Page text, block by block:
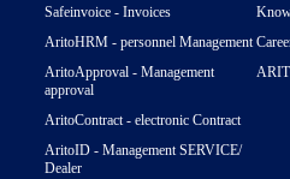
Safeinvoice - Invoices
AritoHRM - personnel Management
AritoApproval - Management
approval
AritoContract - electronic Contract
AritoID - Management SERVICE/
Dealer